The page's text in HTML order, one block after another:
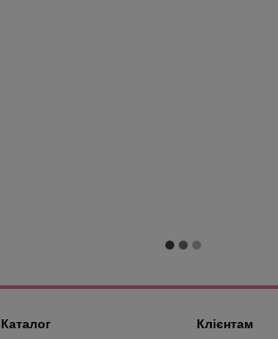
Каталог Клієнтам